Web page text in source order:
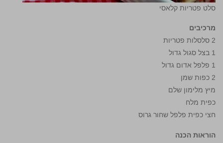
סלט פטריות קלאסי
מרכיבים
2 סלסלות פטריות
1 בצל סגול גדול
1 פלפל אדום גדול
2 כפות שמן
מיץ מלימון שלם
כפית מלח
חצי כפית פלפל שחור גרוס
הוראות הכנה